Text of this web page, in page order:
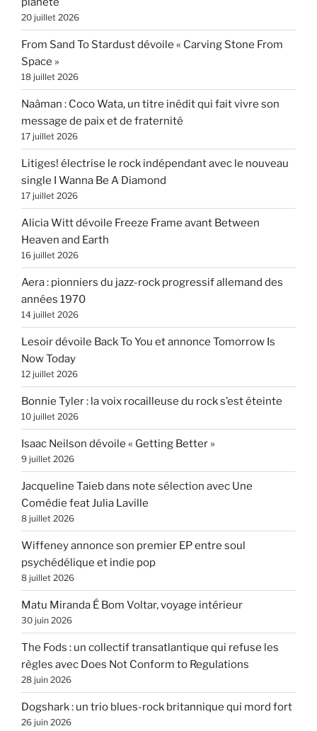
20 juillet 2026
From Sand To Stardust dévoile « Carving Stone From
Space »
18 juillet 2026
Naâman : Coco Wata, un titre inédit qui fait vivre son
message de paix et de fraternité
17 juillet 2026
Litiges! électrise le rock indépendant avec le nouveau
single I Wanna Be A Diamond
17 juillet 2026
Alicia Witt dévoile Freeze Frame avant Between
Heaven and Earth
16 juillet 2026
Aera : pionniers du jazz-rock progressif allemand des
années 1970
14 juillet 2026
Lesoir dévoile Back To You et annonce Tomorrow Is
Now Today
12 juillet 2026
Bonnie Tyler : la voix rocailleuse du rock s’est éteinte
10 juillet 2026
Isaac Neilson dévoile « Getting Better »
9 juillet 2026
Jacqueline Taieb dans note sélection avec Une
Comédie feat Julia Laville
8 juillet 2026
Wiffeney annonce son premier EP entre soul
psychédélique et indie pop
8 juillet 2026
Matu Miranda É Bom Voltar, voyage intérieur
30 juin 2026
The Fods : un collectif transatlantique qui refuse les
règles avec Does Not Conform to Regulations
28 juin 2026
Dogshark : un trio blues-rock britannique qui mord fort
26 juin 2026